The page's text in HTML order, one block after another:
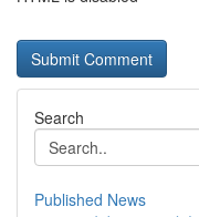
Search
Published News